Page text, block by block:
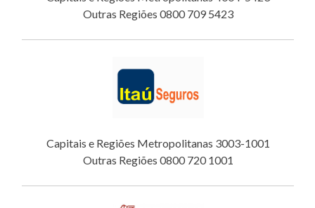
Outras Regiões 0800 709 5423
Capitais e Regiões Metropolitanas 3003-1001
Outras Regiões 0800 720 1001